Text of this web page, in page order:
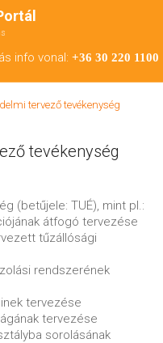
info vonal: +36 30 220 1100
tervező tevékenység
tevékenység
(betűjele: TUÉ), mint pl.:
átfogó tervezése
tűzállósági
rendszerének
tervezése
tervezése
sorolásának